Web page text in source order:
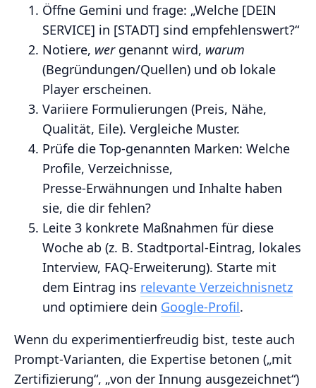
Öffne Gemini und frage: „Welche [DEIN
SERVICE] in [STADT] sind empfehlenswert?“
Notiere, wergenannt wird, warum
(Begründungen/Quellen) und ob lokale
Player erscheinen.
Variiere Formulierungen (Preis, Nähe,
Qualität, Eile). Vergleiche Muster.
Prüfe die Top‑genannten Marken: Welche
Profile, Verzeichnisse,
Presse‑Erwähnungen und Inhalte haben
sie, die dir fehlen?
Leite 3 konkrete Maßnahmen für diese
Woche ab (z. B. Stadtportal‑Eintrag, lokales
Interview, FAQ‑Erweiterung). Starte mit
dem Eintrag ins relevante Verzeichnisnetz
und optimiere dein Google‑Profil.
Wenn du experimentierfreudig bist, teste auch
Prompt‑Varianten, die Expertise betonen („mit
Zertifizierung“, „von der Innung ausgezeichnet“)